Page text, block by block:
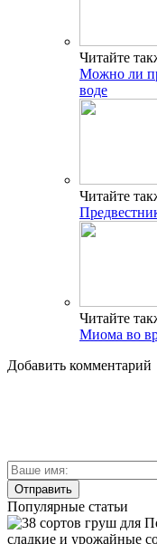
Читайте
Можно ли
воде
Читайте
Читайте
Миома во
Добавить комментарий
Популярные статьи